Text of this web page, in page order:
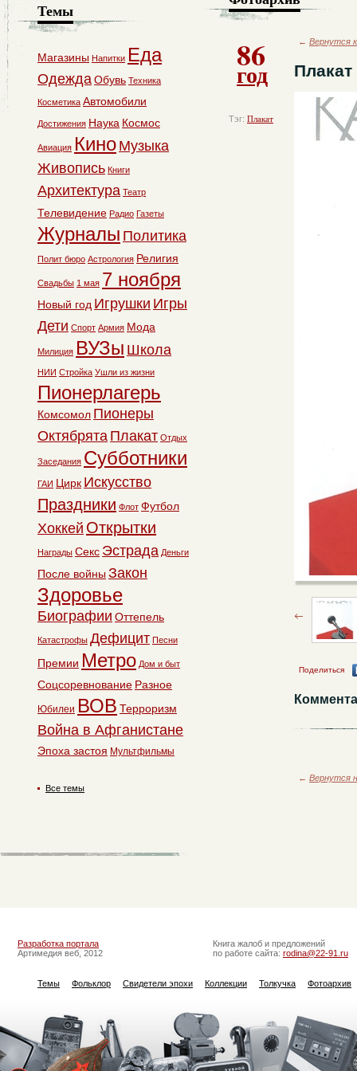
86
год
Тэг: Плакат
← Вернутся
Поделиться
← Вернутся
Темы
Магазины Напитки Еда
ОдеждаОбувь Техника
Косметика Автомобили
Достижения Наука Космос
Авиация Кино Музыка
Живопись Книги
Архитектура Театр
Телевидение Радио Газеты
Журналы Политика
Полит бюро Астрология Религия
Свадьбы 1 мая 7 ноября
Новый год Игрушки Игры
Дети Спорт Армия Мода
Милиция ВУЗы Школа
НИИ Стройка Ушли из жизни
Пионерлагерь
Комсомол Пионеры
Октябрята Плакат Отдых
Заседания Субботники
ГАИ Цирк Искусство
Праздники Флот Футбол
Хоккей Открытки
Награды Секс Эстрада Деньги
После войны Закон
Здоровье
Биографии Оттепель
Катастрофы Дефицит Песни
Премии Метро Дом и быт
Соцсоревнование Разное
Юбилеи ВОВ Терроризм
Война в Афганистане
Эпоха застоя Мультфильмы
Все темы
Разработка портала
Артимедия веб, 2012
Книга жалоб и предложений
по работе сайта: rodina@22-91.ru
Темы Фольклор Свидетели эпохи Коллекции Толкучка Фотоархив